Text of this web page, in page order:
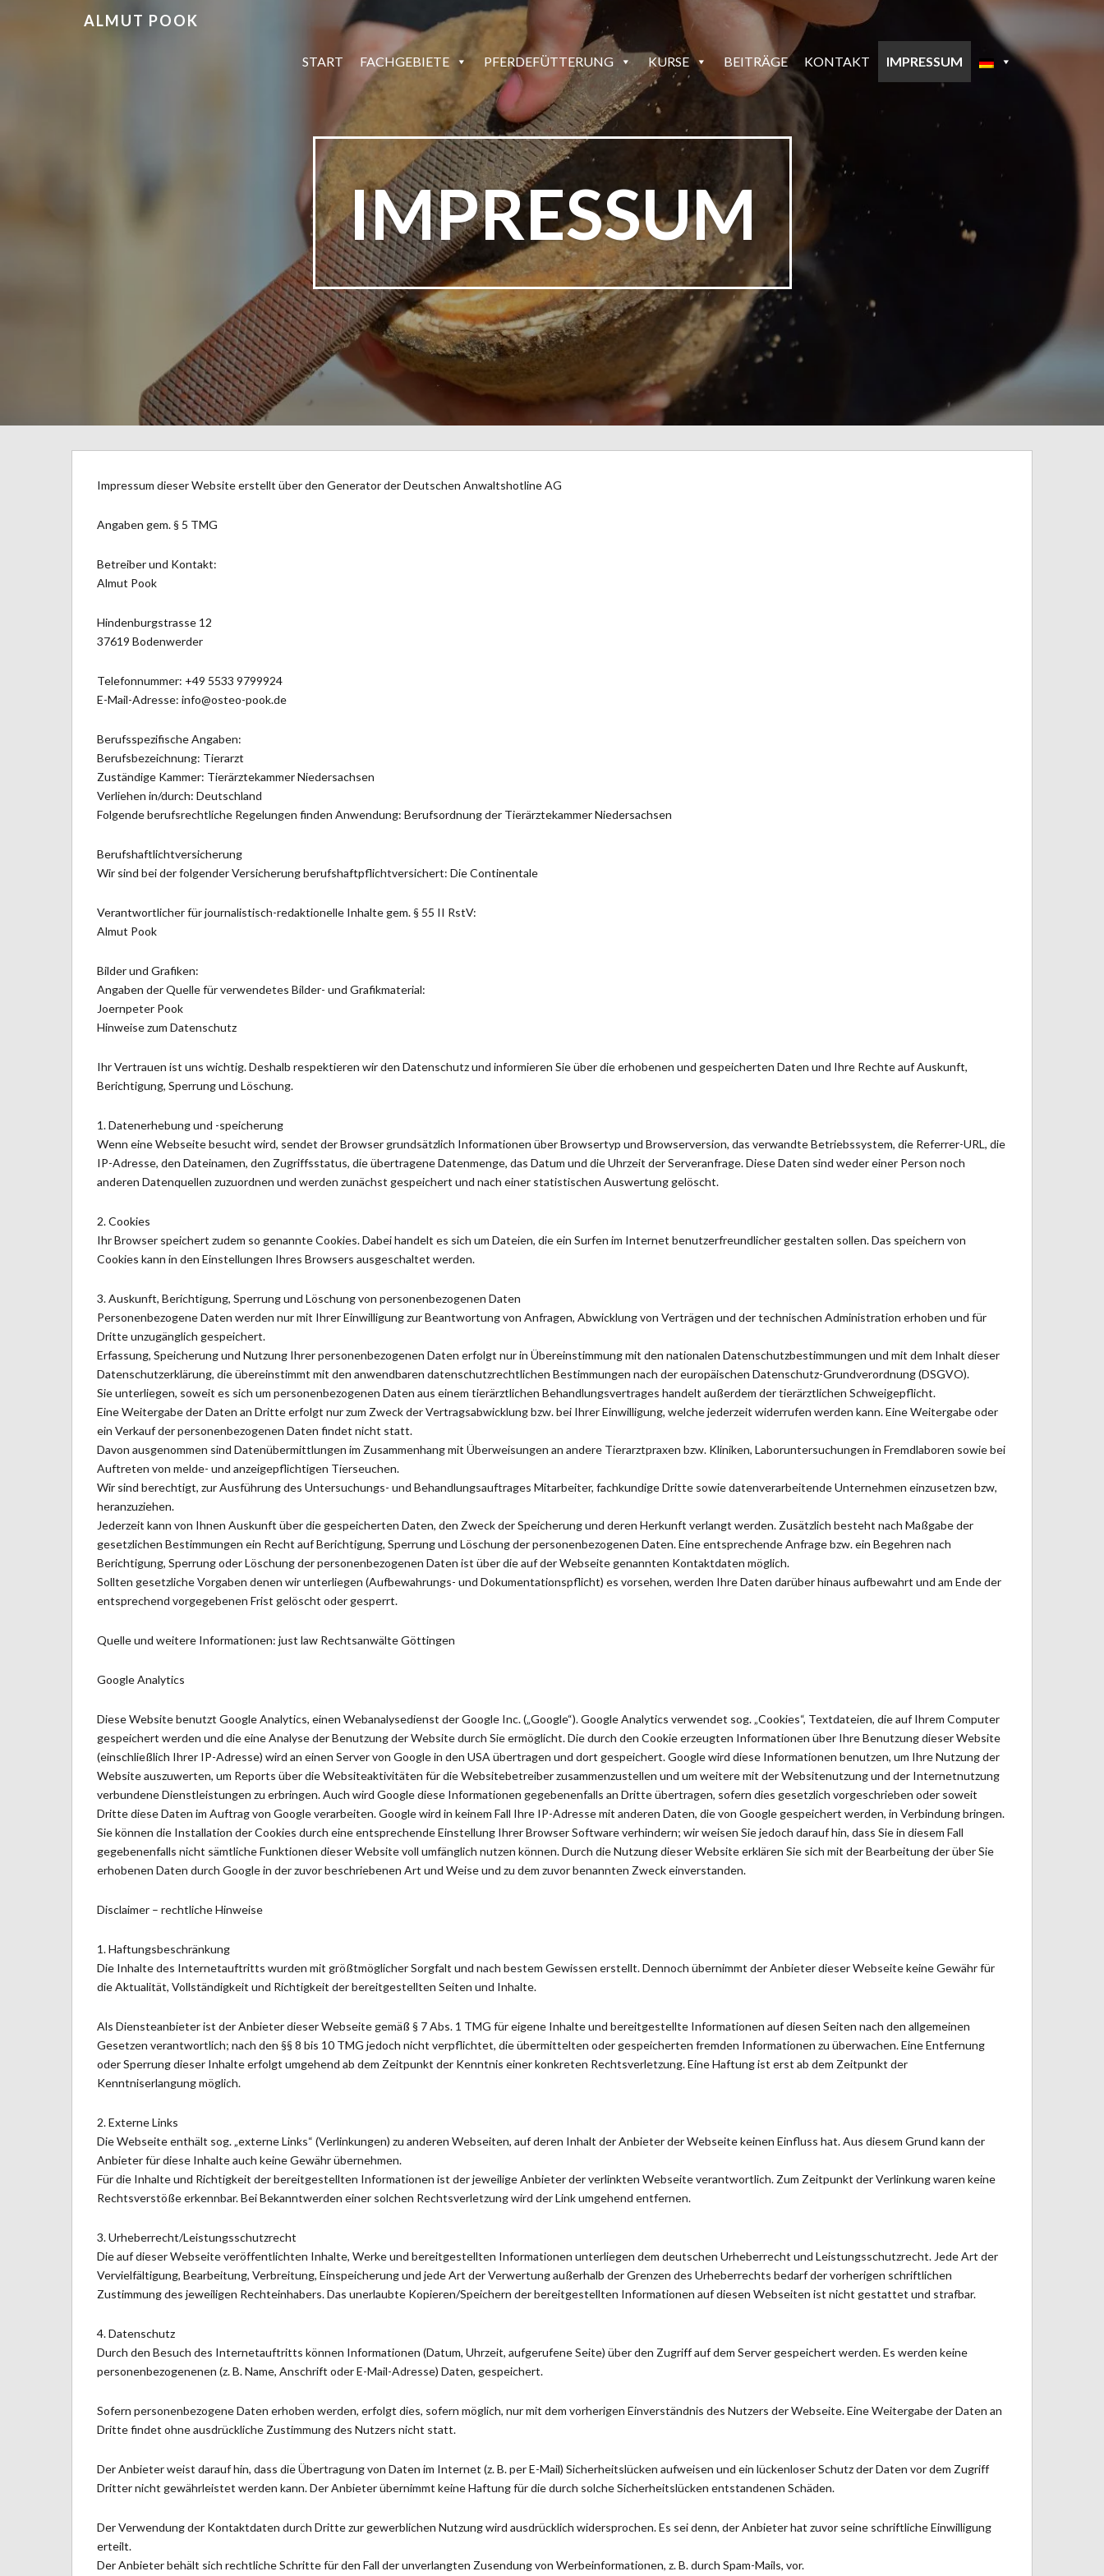
ALMUT POOK
START FACHGEBIETE PFERDEFÜTTERUNG KURSE BEITRÄGE KONTAKT IMPRESSUM
IMPRESSUM
Impressum dieser Website erstellt über den Generator der Deutschen Anwaltshotline AG
Angaben gem. § 5 TMG
Betreiber und Kontakt:
Almut Pook
Hindenburgstrasse 12
37619 Bodenwerder
Telefonnummer: +49 5533 9799924
E-Mail-Adresse: info@osteo-pook.de
Berufsspezifische Angaben:
Berufsbezeichnung: Tierarzt
Zuständige Kammer: Tierärztekammer Niedersachsen
Verliehen in/durch: Deutschland
Folgende berufsrechtliche Regelungen finden Anwendung: Berufsordnung der Tierärztekammer Niedersachsen
Berufshaftlichtversicherung
Wir sind bei der folgender Versicherung berufshaftpflichtversichert: Die Continentale
Verantwortlicher für journalistisch-redaktionelle Inhalte gem. § 55 II RstV:
Almut Pook
Bilder und Grafiken:
Angaben der Quelle für verwendetes Bilder- und Grafikmaterial:
Joernpeter Pook
Hinweise zum Datenschutz
Ihr Vertrauen ist uns wichtig. Deshalb respektieren wir den Datenschutz und informieren Sie über die erhobenen und gespeicherten Daten und Ihre Rechte auf Auskunft,
Berichtigung, Sperrung und Löschung.
1. Datenerhebung und -speicherung
Wenn eine Webseite besucht wird, sendet der Browser grundsätzlich Informationen über Browsertyp und Browserversion, das verwandte Betriebssystem, die Referrer-URL, die
IP-Adresse, den Dateinamen, den Zugriffsstatus, die übertragene Datenmenge, das Datum und die Uhrzeit der Serveranfrage. Diese Daten sind weder einer Person noch
anderen Datenquellen zuzuordnen und werden zunächst gespeichert und nach einer statistischen Auswertung gelöscht.
2. Cookies
Ihr Browser speichert zudem so genannte Cookies. Dabei handelt es sich um Dateien, die ein Surfen im Internet benutzerfreundlicher gestalten sollen. Das speichern von
Cookies kann in den Einstellungen Ihres Browsers ausgeschaltet werden.
3. Auskunft, Berichtigung, Sperrung und Löschung von personenbezogenen Daten
Personenbezogene Daten werden nur mit Ihrer Einwilligung zur Beantwortung von Anfragen, Abwicklung von Verträgen und der technischen Administration erhoben und für
Dritte unzugänglich gespeichert.
Erfassung, Speicherung und Nutzung Ihrer personenbezogenen Daten erfolgt nur in Übereinstimmung mit den nationalen Datenschutzbestimmungen und mit dem Inhalt dieser
Datenschutzerklärung, die übereinstimmt mit den anwendbaren datenschutzrechtlichen Bestimmungen nach der europäischen Datenschutz-Grundverordnung (DSGVO).
Sie unterliegen, soweit es sich um personenbezogenen Daten aus einem tierärztlichen Behandlungsvertrages handelt außerdem der tierärztlichen Schweigepflicht.
Eine Weitergabe der Daten an Dritte erfolgt nur zum Zweck der Vertragsabwicklung bzw. bei Ihrer Einwilligung, welche jederzeit widerrufen werden kann. Eine Weitergabe oder
ein Verkauf der personenbezogenen Daten findet nicht statt.
Davon ausgenommen sind Datenübermittlungen im Zusammenhang mit Überweisungen an andere Tierarztpraxen bzw. Kliniken, Laboruntersuchungen in Fremdlaboren sowie bei
Auftreten von melde- und anzeigepflichtigen Tierseuchen.
Wir sind berechtigt, zur Ausführung des Untersuchungs- und Behandlungsauftrages Mitarbeiter, fachkundige Dritte sowie datenverarbeitende Unternehmen einzusetzen bzw,
heranzuziehen.
Jederzeit kann von Ihnen Auskunft über die gespeicherten Daten, den Zweck der Speicherung und deren Herkunft verlangt werden. Zusätzlich besteht nach Maßgabe der
gesetzlichen Bestimmungen ein Recht auf Berichtigung, Sperrung und Löschung der personenbezogenen Daten. Eine entsprechende Anfrage bzw. ein Begehren nach
Berichtigung, Sperrung oder Löschung der personenbezogenen Daten ist über die auf der Webseite genannten Kontaktdaten möglich.
Sollten gesetzliche Vorgaben denen wir unterliegen (Aufbewahrungs- und Dokumentationspflicht) es vorsehen, werden Ihre Daten darüber hinaus aufbewahrt und am Ende der
entsprechend vorgegebenen Frist gelöscht oder gesperrt.
Quelle und weitere Informationen: just law Rechtsanwälte Göttingen
Google Analytics
Diese Website benutzt Google Analytics, einen Webanalysedienst der Google Inc. („Google“). Google Analytics verwendet sog. „Cookies“, Textdateien, die auf Ihrem Computer
gespeichert werden und die eine Analyse der Benutzung der Website durch Sie ermöglicht. Die durch den Cookie erzeugten Informationen über Ihre Benutzung dieser Website
(einschließlich Ihrer IP-Adresse) wird an einen Server von Google in den USA übertragen und dort gespeichert. Google wird diese Informationen benutzen, um Ihre Nutzung der
Website auszuwerten, um Reports über die Websiteaktivitäten für die Websitebetreiber zusammenzustellen und um weitere mit der Websitenutzung und der Internetnutzung
verbundene Dienstleistungen zu erbringen. Auch wird Google diese Informationen gegebenenfalls an Dritte übertragen, sofern dies gesetzlich vorgeschrieben oder soweit
Dritte diese Daten im Auftrag von Google verarbeiten. Google wird in keinem Fall Ihre IP-Adresse mit anderen Daten, die von Google gespeichert werden, in Verbindung bringen.
Sie können die Installation der Cookies durch eine entsprechende Einstellung Ihrer Browser Software verhindern; wir weisen Sie jedoch darauf hin, dass Sie in diesem Fall
gegebenenfalls nicht sämtliche Funktionen dieser Website voll umfänglich nutzen können. Durch die Nutzung dieser Website erklären Sie sich mit der Bearbeitung der über Sie
erhobenen Daten durch Google in der zuvor beschriebenen Art und Weise und zu dem zuvor benannten Zweck einverstanden.
Disclaimer – rechtliche Hinweise
1. Haftungsbeschränkung
Die Inhalte des Internetauftritts wurden mit größtmöglicher Sorgfalt und nach bestem Gewissen erstellt. Dennoch übernimmt der Anbieter dieser Webseite keine Gewähr für
die Aktualität, Vollständigkeit und Richtigkeit der bereitgestellten Seiten und Inhalte.
Als Diensteanbieter ist der Anbieter dieser Webseite gemäß § 7 Abs. 1 TMG für eigene Inhalte und bereitgestellte Informationen auf diesen Seiten nach den allgemeinen
Gesetzen verantwortlich; nach den §§ 8 bis 10 TMG jedoch nicht verpflichtet, die übermittelten oder gespeicherten fremden Informationen zu überwachen. Eine Entfernung
oder Sperrung dieser Inhalte erfolgt umgehend ab dem Zeitpunkt der Kenntnis einer konkreten Rechtsverletzung. Eine Haftung ist erst ab dem Zeitpunkt der
Kenntniserlangung möglich.
2. Externe Links
Die Webseite enthält sog. „externe Links“ (Verlinkungen) zu anderen Webseiten, auf deren Inhalt der Anbieter der Webseite keinen Einfluss hat. Aus diesem Grund kann der
Anbieter für diese Inhalte auch keine Gewähr übernehmen.
Für die Inhalte und Richtigkeit der bereitgestellten Informationen ist der jeweilige Anbieter der verlinkten Webseite verantwortlich. Zum Zeitpunkt der Verlinkung waren keine
Rechtsverstöße erkennbar. Bei Bekanntwerden einer solchen Rechtsverletzung wird der Link umgehend entfernen.
3. Urheberrecht/Leistungsschutzrecht
Die auf dieser Webseite veröffentlichten Inhalte, Werke und bereitgestellten Informationen unterliegen dem deutschen Urheberrecht und Leistungsschutzrecht. Jede Art der
Vervielfältigung, Bearbeitung, Verbreitung, Einspeicherung und jede Art der Verwertung außerhalb der Grenzen des Urheberrechts bedarf der vorherigen schriftlichen
Zustimmung des jeweiligen Rechteinhabers. Das unerlaubte Kopieren/Speichern der bereitgestellten Informationen auf diesen Webseiten ist nicht gestattet und strafbar.
4. Datenschutz
Durch den Besuch des Internetauftritts können Informationen (Datum, Uhrzeit, aufgerufene Seite) über den Zugriff auf dem Server gespeichert werden. Es werden keine
personenbezogenenen (z. B. Name, Anschrift oder E-Mail-Adresse) Daten, gespeichert.
Sofern personenbezogene Daten erhoben werden, erfolgt dies, sofern möglich, nur mit dem vorherigen Einverständnis des Nutzers der Webseite. Eine Weitergabe der Daten an
Dritte findet ohne ausdrückliche Zustimmung des Nutzers nicht statt.
Der Anbieter weist darauf hin, dass die Übertragung von Daten im Internet (z. B. per E-Mail) Sicherheitslücken aufweisen und ein lückenloser Schutz der Daten vor dem Zugriff
Dritter nicht gewährleistet werden kann. Der Anbieter übernimmt keine Haftung für die durch solche Sicherheitslücken entstandenen Schäden.
Der Verwendung der Kontaktdaten durch Dritte zur gewerblichen Nutzung wird ausdrücklich widersprochen. Es sei denn, der Anbieter hat zuvor seine schriftliche Einwilligung
erteilt.
Der Anbieter behält sich rechtliche Schritte für den Fall der unverlangten Zusendung von Werbeinformationen, z. B. durch Spam-Mails, vor.